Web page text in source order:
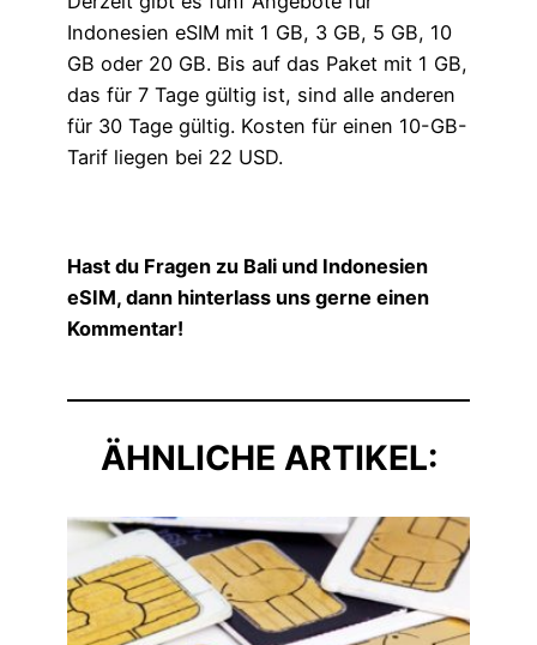
Indonesien eSIM mit 1 GB, 3 GB, 5 GB, 10
GB oder 20 GB. Bis auf das Paket mit 1 GB,
das für 7 Tage gültig ist, sind alle anderen
für 30 Tage gültig. Kosten für einen 10-GB-
Tarif liegen bei 22 USD.
Hast du Fragen zu Bali und Indonesien
eSIM, dann hinterlass uns gerne einen
Kommentar!
ÄHNLICHE ARTIKEL: